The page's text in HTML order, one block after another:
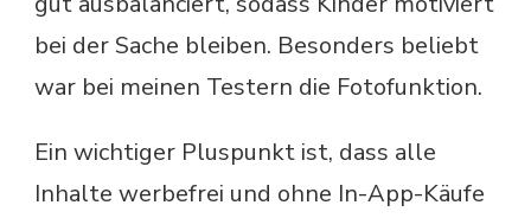
bei der Sache bleiben. Besonders beliebt
war bei meinen Testern die Fotofunktion.
Ein wichtiger Pluspunkt ist, dass alle
Inhalte werbefrei und ohne In-App-Käufe